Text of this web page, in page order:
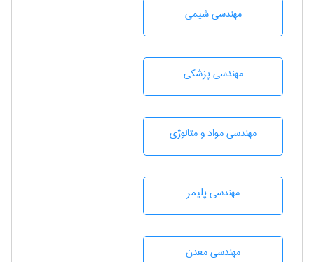
مهندسي شيمی
مهندسی پزشکی
مهندسی مواد و متالوژی
مهندسی پليمر
مهندسی معدن